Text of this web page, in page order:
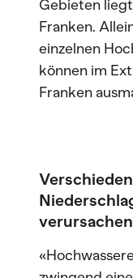
Gebieten
Franken.
einzelnen
können im
Franken